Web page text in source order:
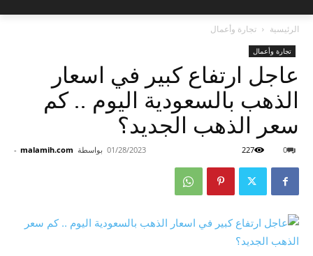
الرئيسية تجارة وأعمال
تجارة وأعمال
عاجل ارتفاع كبير في اسعار
الذهب بالسعودية اليوم .. كم
سعر الذهب الجديد؟
بواسطة malamih.com
- 01/28/2023 0
227